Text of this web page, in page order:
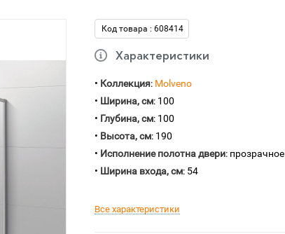
Код товара : 608414
Характеристики
• Коллекция: Molveno
• Ширина, см: 100
• Глубина, см: 100
• Высота, см: 190
• Исполнение полотна двери: прозрачное
• Ширина входа, см: 54
Все характеристики